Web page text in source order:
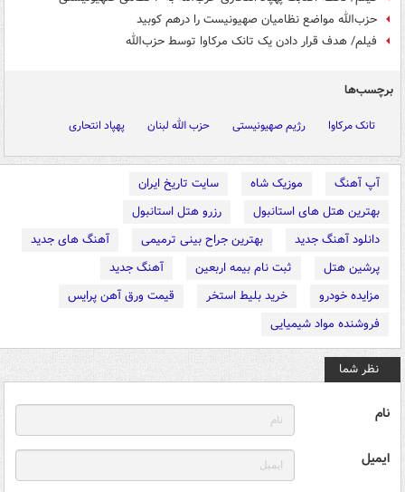
حزب‌الله مواضع نظامیان صهیونیست را درهم کوبید
فیلم/ هدف قرار دادن یک تانک مرکاوا توسط حزب‌الله
برچسب‌ها
تانک مرکاوا رژیم صهیونیستی حزب الله لبنان پهپاد انتحاری
آپ آهنگ موزیک شاه
سایت تاریخ ایران
بهترین هتل های استانبول
رزرو هتل استانبول
دانلود آهنگ جدید
بهترین جراح بینی ترمیمی
آهنگ های جدید
پرشین هتل
ثبت نام بیمه اربعین
آهنگ جدید
مزایده خودرو
خرید بلیط استخر
قیمت ورق آهن پرایس
فروشنده مواد شیمیایی
نظر شما
نام
ایمیل